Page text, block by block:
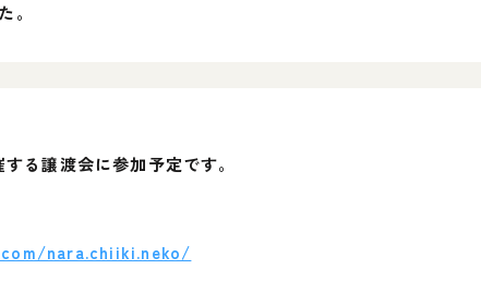
。
る譲渡会に参加予定です。
nara.chiiki.neko/